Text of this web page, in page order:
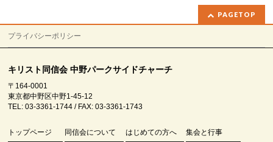
PAGETOP
プライバシーポリシー
キリスト同信会 中野パークサイドチャーチ
〒164-0001
東京都中野区中野1-45-12
TEL: 03-3361-1744 / FAX: 03-3361-1743
トップページ 同信会について はじめての方へ 集会と行事